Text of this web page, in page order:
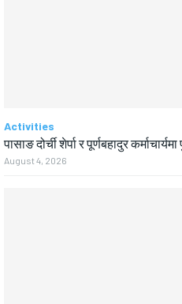
Activities
पासाङ दोर्ची शेर्पा र पूर्णबहादुर
August 4, 2026